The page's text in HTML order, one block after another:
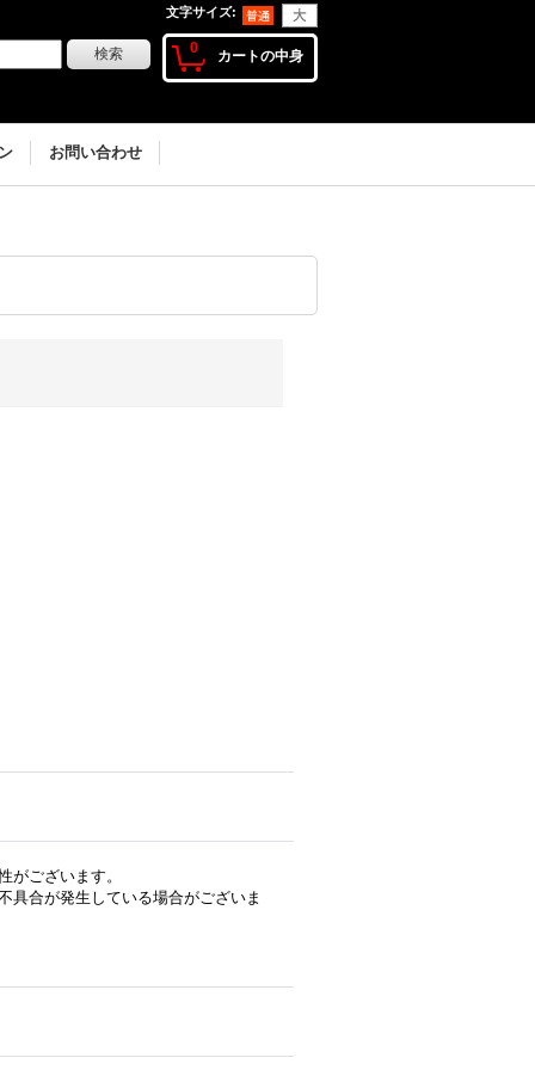
文字サイズ:
0 カートの中身
お問い合わせ
ございます。
具合が発生している場合がございま